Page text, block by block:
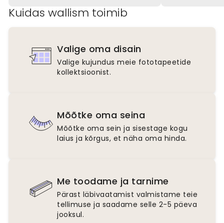
Kuidas wallism toimib
Valige oma disain
Valige kujundus meie fototapeetide
kollektsioonist.
Mõõtke oma seina
Mõõtke oma sein ja sisestage kogu
laius ja kõrgus, et näha oma hinda.
Me toodame ja tarnime
Pärast läbivaatamist valmistame teie
tellimuse ja saadame selle 2-5 päeva
jooksul.